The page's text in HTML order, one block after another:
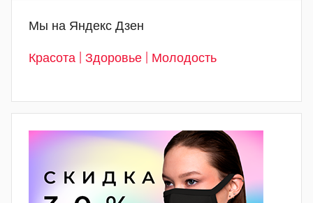
Мы на Яндекс Дзен
Красота | Здоровье | Молодость